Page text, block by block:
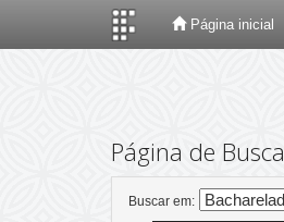
Página inicial
Página de Busca
Buscar em: